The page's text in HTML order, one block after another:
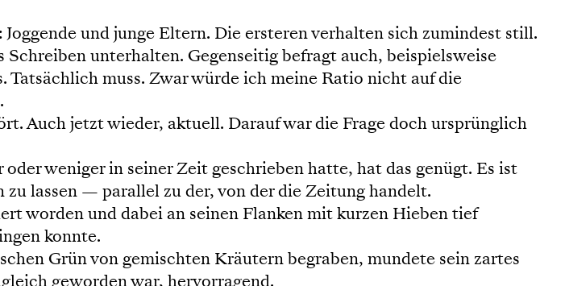
und junge Eltern. Die ersteren verhalten sich zumindest still.
unterhalten. Gegenseitig befragt auch, beispielsweise
Tatsächlich muss. Zwar würde ich meine Ratio nicht auf die
Auch jetzt wieder, aktuell. Darauf war die Frage doch ursprünglich
weniger in seiner Zeit geschrieben hatte, hat das genügt. Es ist
lassen — parallel zu der, von der die Zeitung handelt.
worden und dabei an seinen Flanken mit kurzen Hieben tief
konnte.
Grün von gemischten Kräutern begraben, mundete sein zartes
geworden war, hervorragend.